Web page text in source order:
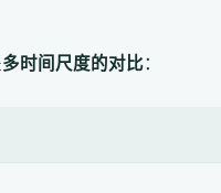
多时间尺度的对比：